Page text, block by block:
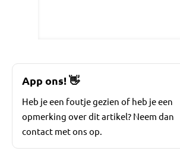
App ons!👋
Heb je een foutje gezien of heb je een
opmerking over dit artikel? Neem dan
contact met ons op.